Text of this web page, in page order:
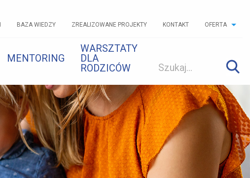
BAZA WIEDZY ZREALIZOWANE PROJEKTY KONTAKT OFERTA
MENTORING
WARSZTATY
DLA
RODZICÓW